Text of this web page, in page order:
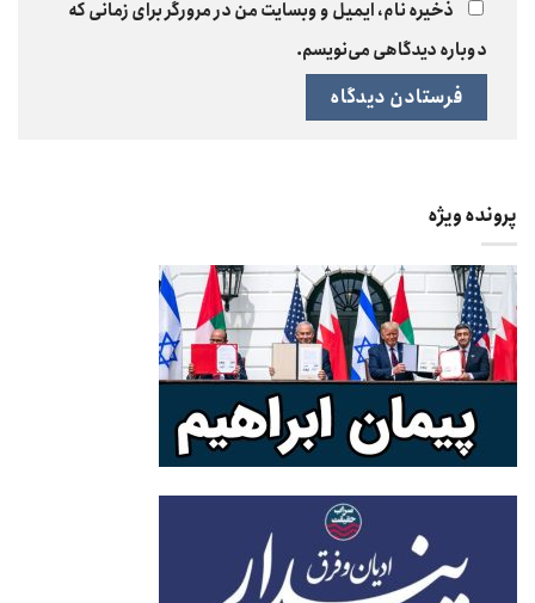
ذخیره نام، ایمیل و وبسایت من در مرورگر برای زمانی که
دوباره دیدگاهی می‌نویسم.
پرونده ویژه